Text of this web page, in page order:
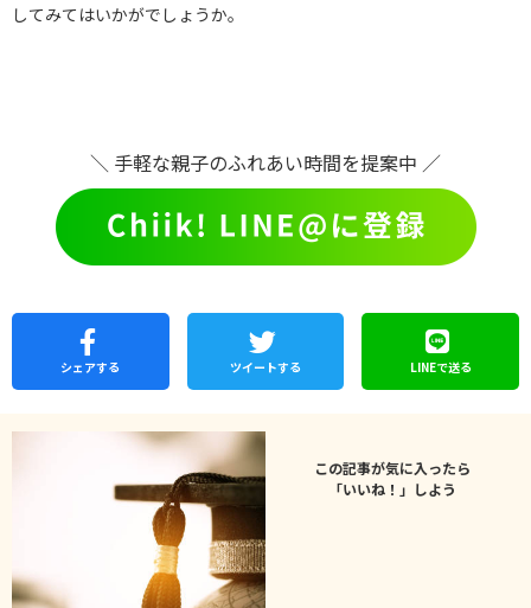
してみてはいかがでしょうか。
＼ 手軽な親子のふれあい時間を提案中 ／
シェアする ツイートする LINEで送る
この記事が気に入ったら
「いいね！」しよう